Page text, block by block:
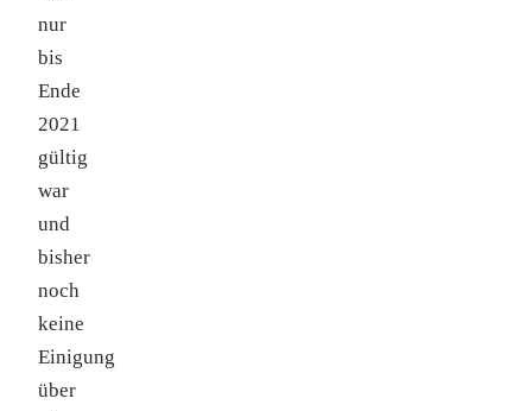
nur
bis
Ende
2021
gültig
war
und
bisher
noch
keine
Einigung
über